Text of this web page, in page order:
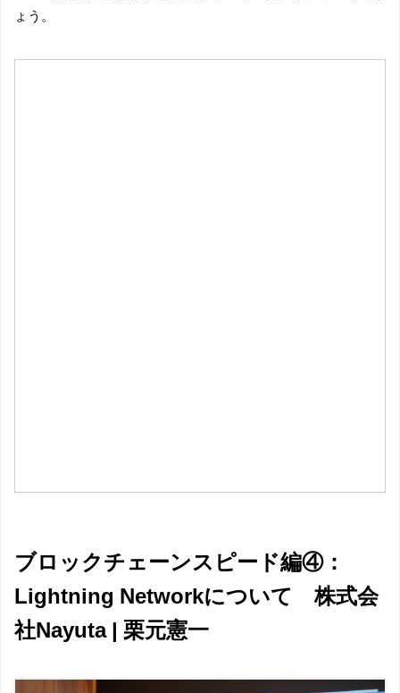
ょう。
ブロックチェーンスピード編④：
Lightning Networkについて 株式会
社Nayuta | 栗元憲一